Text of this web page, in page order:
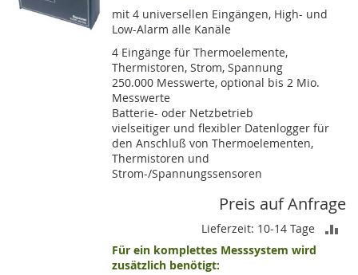
mit 4 universellen Eingängen, High- und
Low-Alarm alle Kanäle
4 Eingänge für Thermoelemente,
Thermistoren, Strom, Spannung
250.000 Messwerte, optional bis 2 Mio.
Messwerte
Batterie- oder Netzbetrieb
vielseitiger und flexibler Datenlogger für
den Anschluß von Thermoelementen,
Thermistoren und
Strom-/Spannungssensoren
Preis auf Anfrage
Lieferzeit: 10-14 Tage
Für ein komplettes Messsystem wird
zusätzlich benötigt: